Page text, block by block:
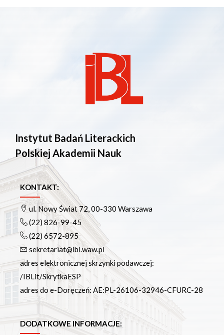
Instytut Badań Literackich
Polskiej Akademii Nauk
KONTAKT:
ul. Nowy Świat 72, 00-330 Warszawa
(22) 826-99-45
(22) 6572-895
sekretariat@ibl.waw.pl
adres elektronicznej skrzynki podawczej:
/IBLit/SkrytkaESP
adres do e-Doręczeń: AE:PL-26106-32946-CFURC-28
DODATKOWE INFORMACJE: